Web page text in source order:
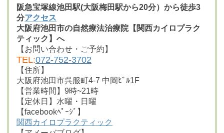
阪急宝塚線池田駅(大阪梅田駅から20分）から徒歩3
分アクセス
大阪府池田市の自然療法治療院【関西カイロプラク
ティック】へ
【お問い合わせ・ご予約】
TEL:072-752-3702
【住所】
大阪府池田市呉服町4-7 中岡ﾋﾞﾙ1F
【営業時間】9時~21時
【定休日】水曜・日曜
【facebookﾍﾟｰｼﾞ】
関西カイロプラクティック